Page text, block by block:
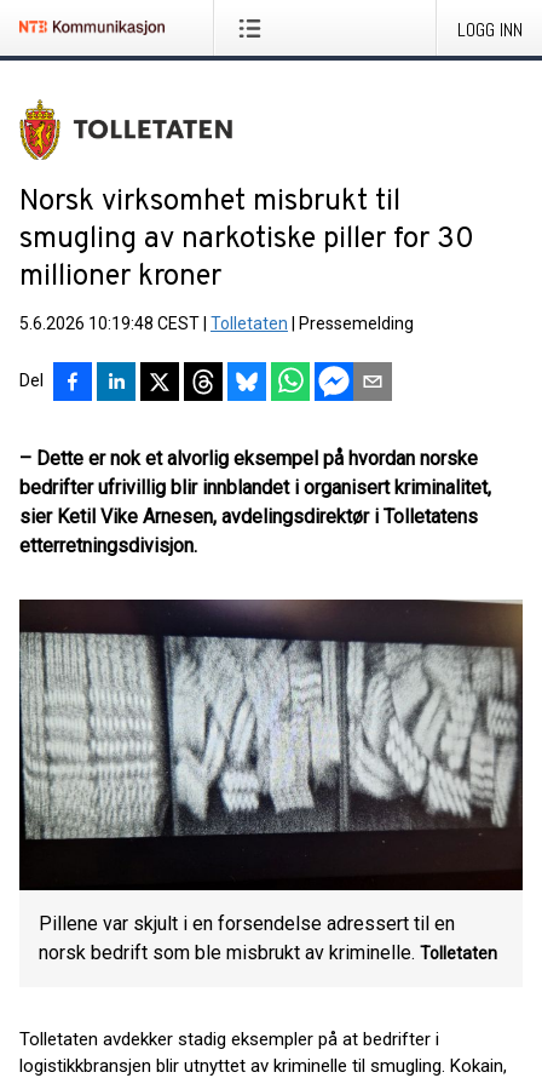
LOGG INN
Norsk virksomhet misbrukt til
smugling av narkotiske piller for 30
millioner kroner
5.6.2026 10:19:48 CEST Tolletaten Pressemelding
Del
– Dette er nok et alvorlig eksempel på hvordan norske
bedrifter ufrivillig blir innblandet i organisert kriminalitet,
sier Ketil Vike Arnesen, avdelingsdirektør i Tolletatens
etterretningsdivisjon.
Pillene var skjult i en forsendelse adressert til en
norsk bedrift som ble misbrukt av kriminelle. Tolletaten
Tolletaten avdekker stadig eksempler på at bedrifter i
logistikkbransjen blir utnyttet av kriminelle til smugling. Kokain,